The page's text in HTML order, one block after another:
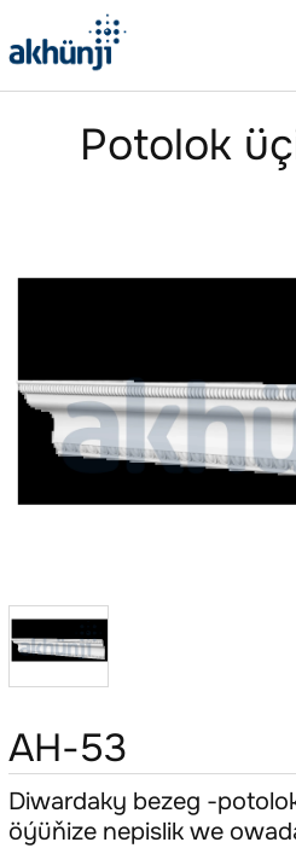
Potolok
AH-53
Diwardaky bezeg -
öýüňize nepislik we